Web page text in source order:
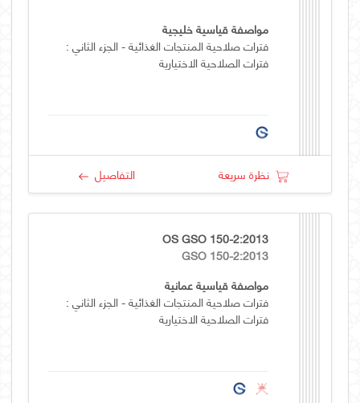
مواصفة قياسية خليجية
فترات صلاحية المنتجات الغذائية - الجزء الثاني :
فترات الصلاحية الاختيارية
نظرة سريعة التفاصيل
OS GSO 150-2:2013
GSO 150-2:2013
مواصفة قياسية عمانية
فترات صلاحية المنتجات الغذائية - الجزء الثاني :
فترات الصلاحية الاختيارية